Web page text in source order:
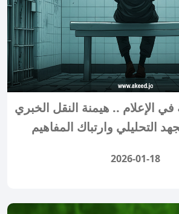
في الإعلام .. هيمنة النقل الخبري
التحليلي وارتباك المفاهيم
2026-01-18